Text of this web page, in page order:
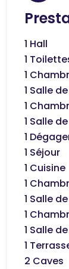
1 Hall
1
1
1 Salle
1
1 Salle
1
1 Séjour
1 Cuisine
1
1 Salle
1
1 Salle
1
2 Caves